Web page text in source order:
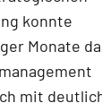
konnte
Monate
mit